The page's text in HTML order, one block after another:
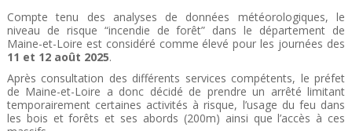
Compte tenu des analyses de données météorologiques, le
niveau de risque “incendie de forêt” dans le département de
Maine-et-Loire est considéré comme élevé pour les journées des
11 et 12 août 2025.
Après consultation des différents services compétents, le préfet
de Maine-et-Loire a donc décidé de prendre un arrêté limitant
temporairement certaines activités à risque, l’usage du feu dans
les bois et forêts et ses abords (200m) ainsi que l’accès à ces